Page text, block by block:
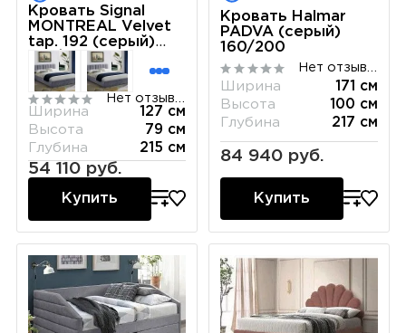
Кровать Signal
MONTREAL Velvet
tap. 192 (серый)
120/200
Ширина
127 см
Высота
79 см
Глубина
215 см
54 110 руб.
Купить
Кровать Halmar
PADVA (серый)
160/200
Ширина
171 см
Высота
100 см
Глубина
217 см
84 940 руб.
Купить